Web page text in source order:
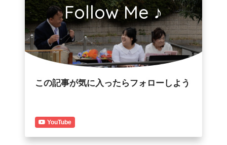
Follow Me ♪
この記事が気に入ったらフォローしよう
YouTube